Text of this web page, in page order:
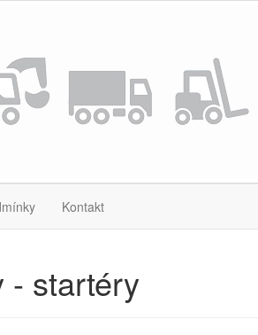
Kontakt
- startéry